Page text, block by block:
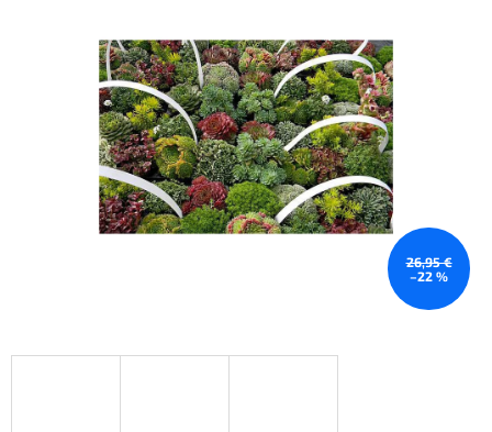
26,95 €
–22 %